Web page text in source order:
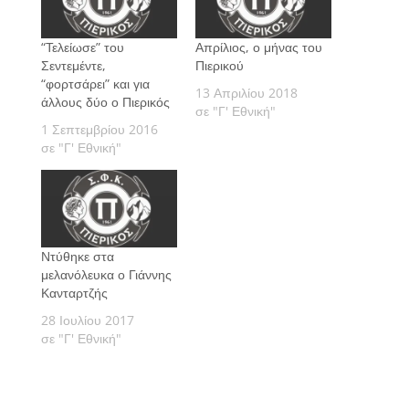
“Τελείωσε” του
Σεντεμέντε,
“φορτσάρει” και για
άλλους δύο ο Πιερικός
1 Σεπτεμβρίου 2016
σε "Γ' Εθνική"
Απρίλιος, ο μήνας του
Πιερικού
13 Απριλίου 2018
σε "Γ' Εθνική"
Ντύθηκε στα
μελανόλευκα ο Γιάννης
Κανταρτζής
28 Ιουλίου 2017
σε "Γ' Εθνική"